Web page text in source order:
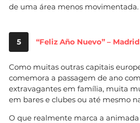
de uma área menos movimentada.
5 “Feliz Año Nuevo” – Madrid
Como muitas outras capitais
comemora a passagem de ano
extravagantes em família, muita
em bares e clubes ou até mesmo
O que realmente marca a